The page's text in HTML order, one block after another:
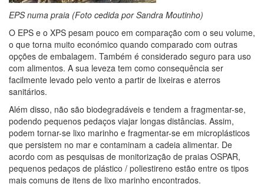
EPS numa praia (Foto cedida por Sandra Moutinho)
O EPS e o XPS pesam pouco em comparação com o seu volume,
o que torna muito económico quando comparado com outras
opções de embalagem. Também é considerado seguro para uso
com alimentos. A sua leveza tem como consequência ser
facilmente levado pelo vento a partir de lixeiras e aterros
sanitários.
Além disso, não são biodegradáveis e tendem a fragmentar-se,
podendo pequenos pedaços viajar longas distâncias. Assim,
podem tornar-se lixo marinho e fragmentar-se em microplásticos
que persistem no mar e contaminam a cadeia alimentar. De
acordo com as pesquisas de monitorização de praias OSPAR,
pequenos pedaços de plástico / poliestireno estão entre os tipos
mais comuns de itens de lixo marinho encontrados.